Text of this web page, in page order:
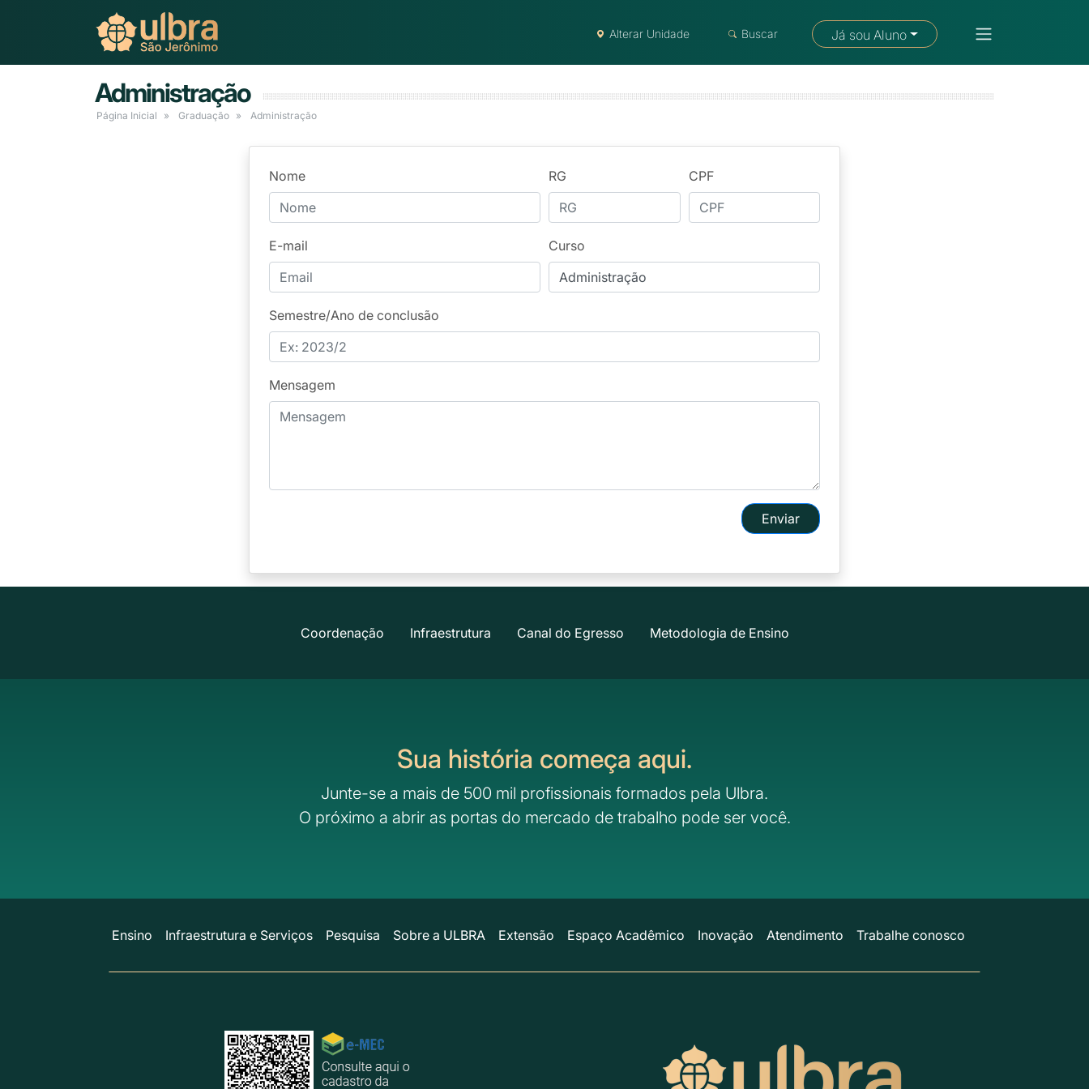
Fale com um consultor
Alterar Unidade Buscar Já sou Aluno
Administração
Página Inicial Graduação Administração
Nome RG CPF
E-mail Curso
Semestre/Ano de conclusão
Mensagem
Enviar
Coordenação Infraestrutura Canal do Egresso Metodologia de Ensino
Sua história começa aqui.
Junte-se a mais de 500 mil profissionais formados pela Ulbra.
O próximo a abrir as portas do mercado de trabalho pode ser você.
Ensino Infraestrutura e Serviços Pesquisa Sobre a ULBRA Extensão Espaço Acadêmico Inovação Atendimento Trabalhe conosco